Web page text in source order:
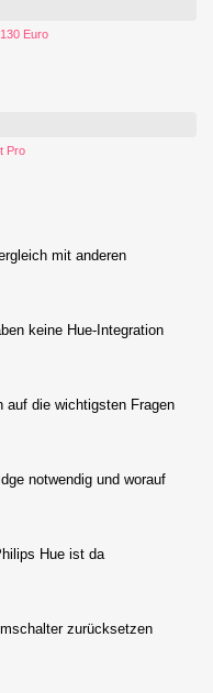
Euro
Pro
mit anderen
keine Hue-Integration
auf die wichtigsten Fragen
notwendig und worauf
Hue ist da
zurücksetzen